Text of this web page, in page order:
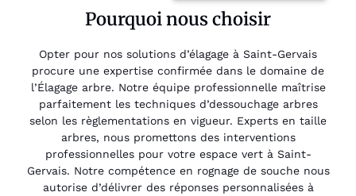
Pourquoi nous choisir
Opter pour nos solutions d’élagage à Saint-Gervais
procure une expertise confirmée dans le domaine de
l’Élagage arbre. Notre équipe professionnelle maîtrise
parfaitement les techniques d’dessouchage arbres
selon les règlementations en vigueur. Experts en taille
arbres, nous promettons des interventions
professionnelles pour votre espace vert à Saint-
Gervais. Notre compétence en rognage de souche nous
autorise d’délivrer des réponses personnalisées à